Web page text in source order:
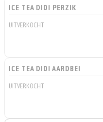
ICE TEA DIDI PERZIK
UITVERKOCHT
ICE TEA DIDI AARDBEI
UITVERKOCHT